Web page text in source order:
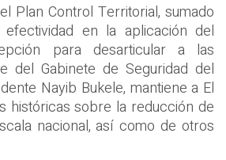
Plan Control Territorial, sumado
en la aplicación del
para desarticular a las
del Gabinete de Seguridad del
Nayib Bukele, mantiene a El
históricas sobre la reducción de
nacional, así como de otros